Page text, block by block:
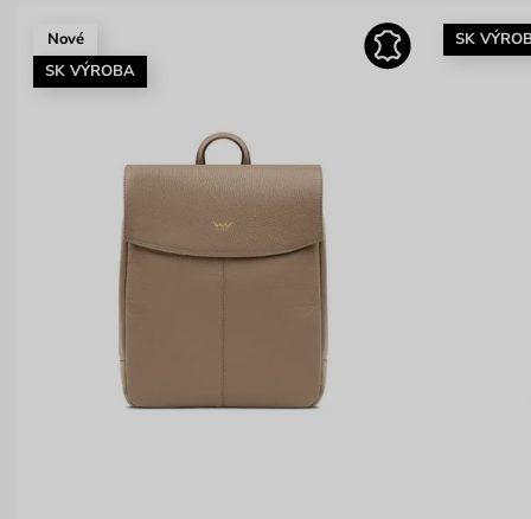
Nové
SK VÝROBA
SK